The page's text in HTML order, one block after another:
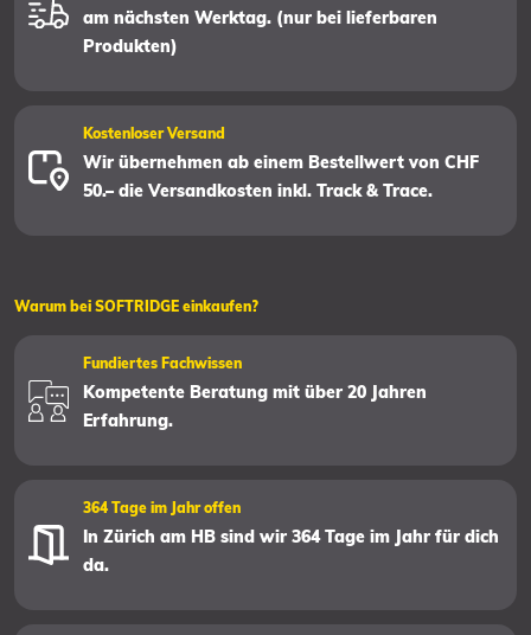
am nächsten Werktag. (nur bei lieferbaren
Produkten)
Kostenloser Versand
Wir übernehmen ab einem Bestellwert von CHF
50.– die Versandkosten inkl. Track & Trace.
Warum bei SOFTRIDGE einkaufen?
Fundiertes Fachwissen
Kompetente Beratung mit über 20 Jahren
Erfahrung.
364 Tage im Jahr offen
In Zürich am HB sind wir 364 Tage im Jahr für dich
da.